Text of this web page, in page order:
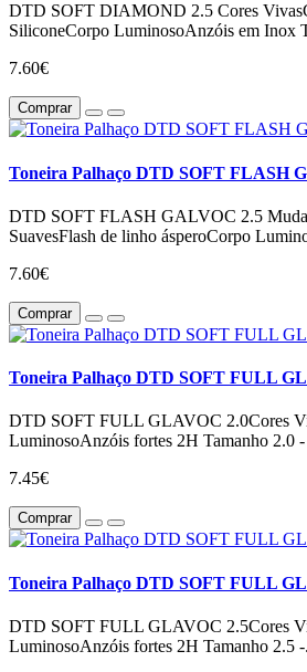
DTD SOFT DIAMOND 2.5 Cores
SiliconeCorpo LuminosoAnzóis em Inox
7.60€
Comprar
Toneira Palhaço DTD SOFT FLASH
DTD SOFT FLASH GALVOC 2.5 Muda
SuavesFlash de linho ásperoCorpo
7.60€
Comprar
Toneira Palhaço DTD SOFT FULL
DTD SOFT FULL GLAVOC 2.0Cores
LuminosoAnzóis fortes 2H Tamanho 2.0
7.45€
Comprar
Toneira Palhaço DTD SOFT FULL
DTD SOFT FULL GLAVOC 2.5Cores
LuminosoAnzóis fortes 2H Tamanho 2.5 -